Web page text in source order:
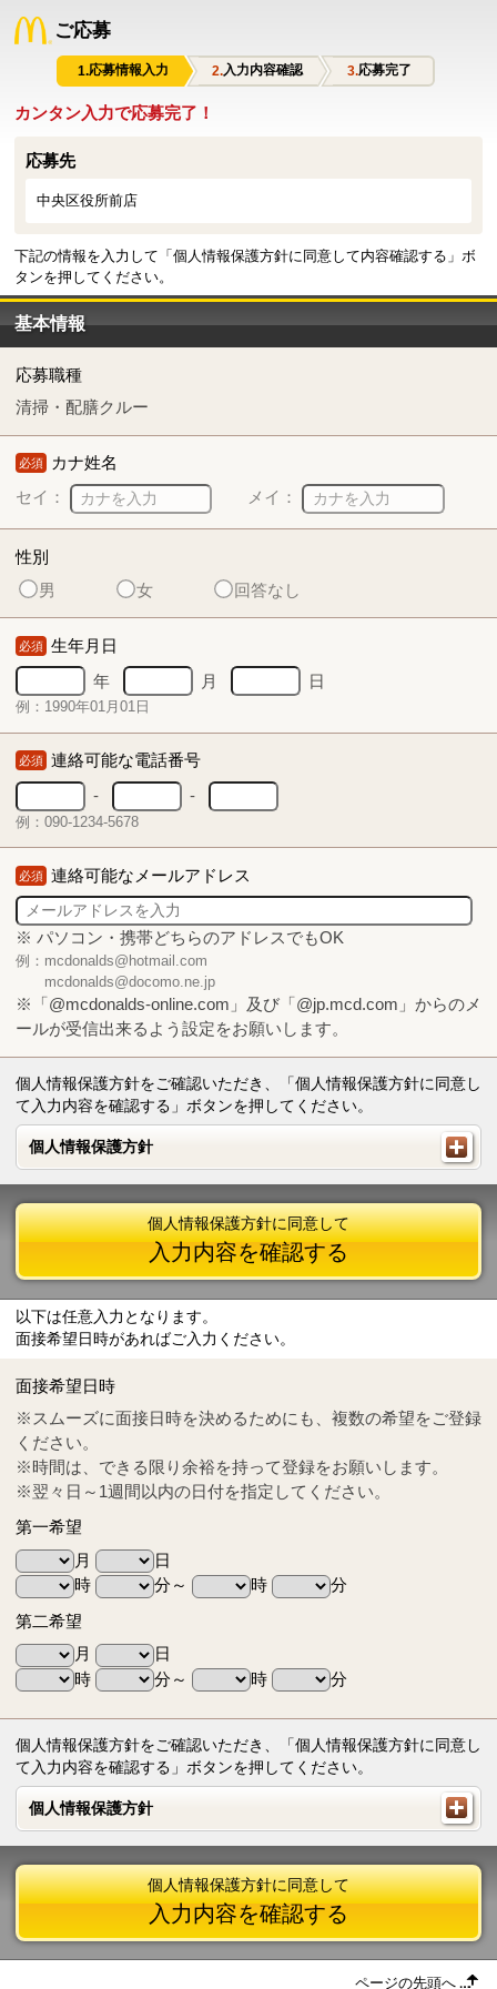
ご応募
応募情報入力 入力内容確認 応募完了
カンタン入力で応募完了！
応募先
中央区役所前店
下記の情報を入力して「個人情報保護方針に同意して内容確認する」ボ
タンを押してください。
基本情報
応募職種
清掃・配膳クルー
必須 カナ姓名
セイ：
メイ：
性別
男
女 回答なし
必須 生年月日
年
月 日
例：1990年01月01日
必須 連絡可能な電話番号
-
-
例：090-1234-5678
必須 連絡可能なメールアドレス
※ パソコン・携帯どちらのアドレスでもOK
例：mcdonalds@hotmail.com
mcdonalds@docomo.ne.jp
※「@mcdonalds-online.com」及び「@jp.mcd.com」からのメ
ールが受信出来るよう設定をお願いします。
個人情報保護方針をご確認いただき、「個人情報保護方針に同意し
て入力内容を確認する」ボタンを押してください。
個人情報保護方針
個人情報保護方針
Tel
0570-55-0314
個人情報保護方針に同意して
入力内容を確認する
以下は任意入力となります。
面接希望日時があればご入力ください。
面接希望日時
※スムーズに面接日時を決めるためにも、複数の希望をご登録
ください。
※時間は、できる限り余裕を持って登録をお願いします。
※翌々日～1週間以内の日付を指定してください。
第一希望
月
日
時
分～ 時
分
第二希望
月
日
時
分～ 時 分
個人情報保護方針をご確認いただき、「個人情報保護方針に同意し
て入力内容を確認する」ボタンを押してください。
個人情報保護方針
個人情報保護方針
個人情報保護方針に同意して
入力内容を確認する
ページの先頭へ